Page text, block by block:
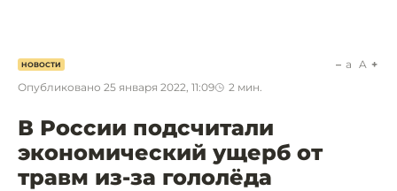
НОВОСТИ
Опубликовано 25 января 2022, 11:09 2 мин.
a A
В России подсчитали
экономический ущерб от
травм из-за гололёда